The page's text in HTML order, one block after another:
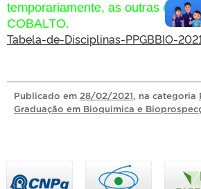
temporariamente, as outras
COBALTO.
Tabela-de-Disciplinas-PPGBBIO-
Publicado em 28/02/2021, na categoria
Graduação em Bioquimica e